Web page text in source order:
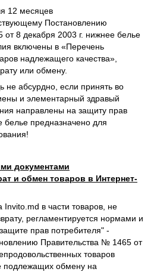
12 месяцев
Постановлению
8 декабря 2003 г. нижнее белье
включены в «Перечень
надлежащего качества»,
или обмену.
не абсурдно, если принять во
и элементарный здравый
направлены на защиту прав
белье предназначено для
документами
и обмен товаров в Интернет-
Invito.md в части товаров, не
регламентируется нормами и
прав потребителя" -
Правительства № 1465 от
товаров
подлежащих обмену на